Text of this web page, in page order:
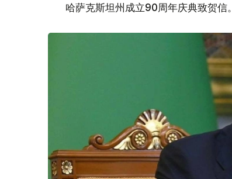
哈萨克斯坦州成立90周年庆典致贺信。